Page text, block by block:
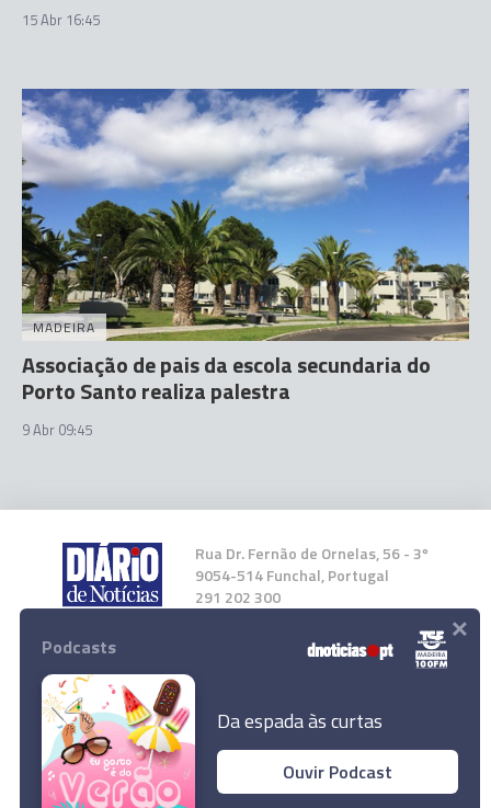
CRESCER promove workshop sobre terapia da
15 Abr 16:45
MADEIRA
Associação de pais da escola secundaria do
Porto Santo realiza palestra
9 Abr 09:45
Rua Dr. Fernão de Ornelas, 56 - 3º
9054-514 Funchal, Portugal
291 202 300
Instale a nossa App
© 2026 Empresa Diário de Notícias, Lda.
Podcasts
Da espada às curtas
Ouvir Podcast
×